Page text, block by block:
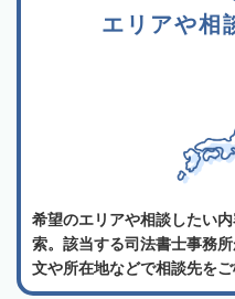
エリアや相
希望のエリアや相談したい
索。該当する司法書士事務
文や所在地などで相談先をご